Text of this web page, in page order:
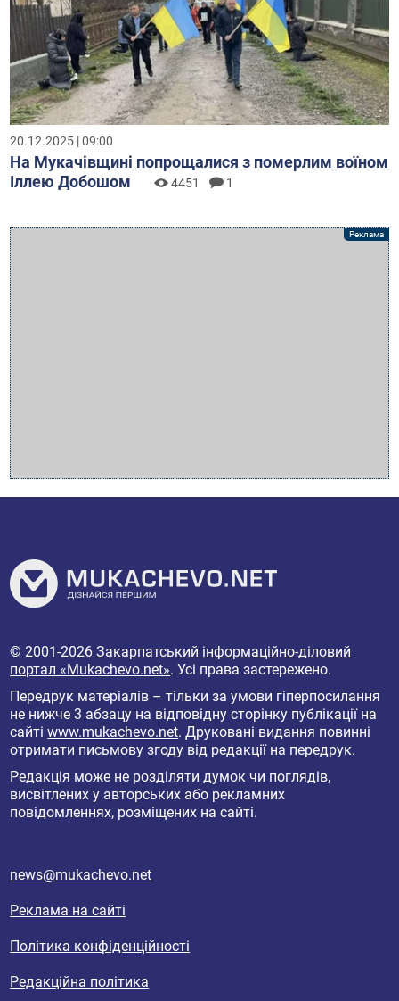
20.12.2025 | 09:00
На Мукачівщині попрощалися з померлим воїном
Іллею Добошом
4451 1
© 2001-2026Закарпатський інформаційно-діловий
портал «Mukachevo.net». Усі права застережено.
Передрук матеріалів – тільки за умови гіперпосилання
не нижче 3 абзацу на відповідну сторінку публікації на
сайтіwww.mukachevo.net. Друковані видання повинні
отримати письмову згоду від редакції на передрук.
Редакція може не розділяти думок чи поглядів,
висвітлених у авторських або рекламних
повідомленнях, розміщених на сайті.
news@mukachevo.net
Реклама на сайті
Політика конфіденційності
Редакційна політика